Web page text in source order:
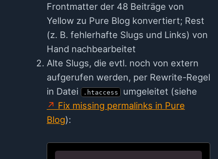
Frontmatter der 48 Beiträge von
Yellow zu Pure Blog konvertiert; Rest
(z. B. fehlerhafte Slugs und Links) von
Hand nachbearbeitet
Alte Slugs, die evtl. noch von extern
aufgerufen werden, per Rewrite-Regel
in Datei
.htaccess
umgeleitet (siehe
Fix missing permalinks in Pure
Blog):